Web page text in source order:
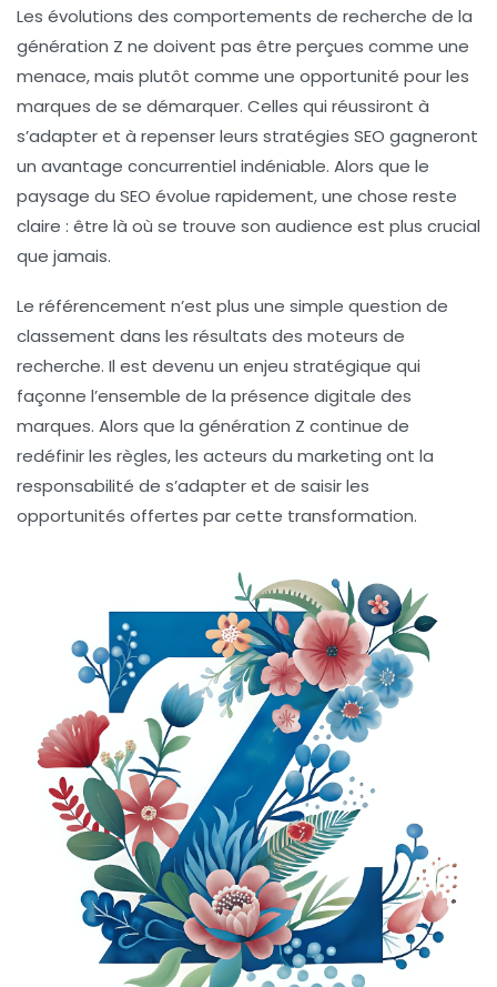
Les évolutions des comportements de recherche de la
génération Z ne doivent pas être perçues comme une
menace, mais plutôt comme une opportunité pour les
marques de se démarquer. Celles qui réussiront à
s’adapter et à repenser leurs stratégies SEO gagneront
un avantage concurrentiel indéniable. Alors que le
paysage du SEO évolue rapidement, une chose reste
claire : être là où se trouve son audience est plus crucial
que jamais.
Le référencement n’est plus une simple question de
classement dans les résultats des moteurs de
recherche. Il est devenu un enjeu stratégique qui
façonne l’ensemble de la présence digitale des
marques. Alors que la génération Z continue de
redéfinir les règles, les acteurs du marketing ont la
responsabilité de s’adapter et de saisir les
opportunités offertes par cette transformation.